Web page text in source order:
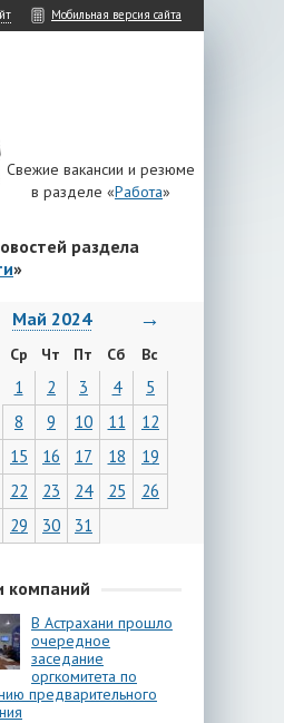
Мобильная версия сайта
Свежие вакансии и резюме
в разделе «Работа»
раздела
»
Май 2024 →
Ср Чт Пт Сб Вс
1 2 3 4
5
8 9 10 11
12
15 16 17 18
19
22 23 24 25
26
29 30 31
компаний
В Астрахани прошло
очередное
заседание
оргкомитета по
предварительного